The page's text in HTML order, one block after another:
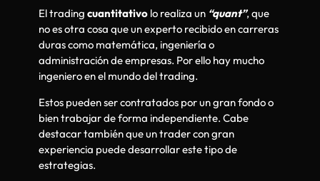
El trading cuantitativo lo realiza un “quant”, que
no es otra cosa que un experto recibido en carreras
duras como matemática, ingeniería o
administración de empresas. Por ello hay mucho
ingeniero en el mundo del trading.
Estos pueden ser contratados por un gran fondo o
bien trabajar de forma independiente. Cabe
destacar también que un trader con gran
experiencia puede desarrollar este tipo de
estrategias.